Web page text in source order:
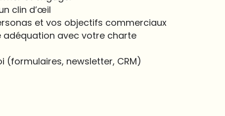
clin d’œil
et vos objectifs commerciaux
adéquation avec votre charte
(formulaires, newsletter, CRM)